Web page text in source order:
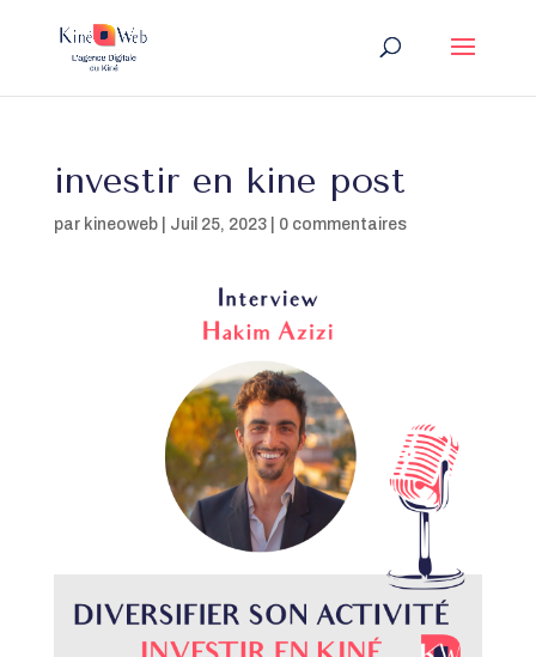
investir en kine post
par kineoweb| Juil 25, 2023| 0 commentaires